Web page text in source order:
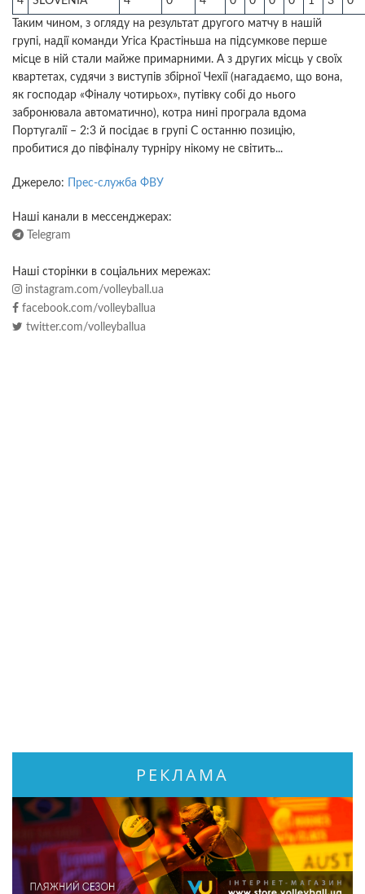
Таким чином, з огляду на результат другого матчу в нашій
групі, надії команди Угіса Крастіньша на підсумкове перше
місце в ній стали майже примарними. А з других місць у своїх
квартетах, судячи з виступів збірної Чехії (нагадаємо, що вона,
як господар «Фіналу чотирьох», путівку собі до нього
забронювала автоматично), котра нині програла вдома
Португалії – 2:3 й посідає в групі С останню позицію,
пробитися до півфіналу турніру нікому не світить...
Джерело: Прес-служба ФВУ
Наші канали в мессенджерах:
Telegram
Наші сторінки в соціальних мережах:
instagram.com/volleyball.ua
facebook.com/volleyballua
twitter.com/volleyballua
РЕКЛАМА